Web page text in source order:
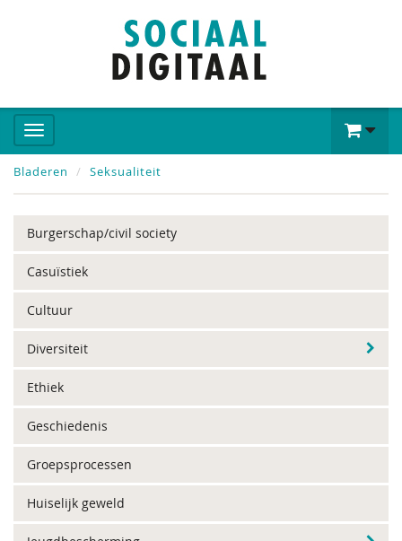
Bladeren Seksualiteit
Burgerschap/civil society
Casuïstiek
Cultuur
Diversiteit
Ethiek
Geschiedenis
Groepsprocessen
Huiselijk geweld